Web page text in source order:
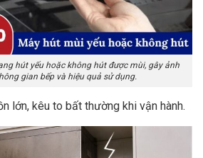
hút yếu hoặc không hút được mùi, gây ảnh
gian bếp và hiệu quả sử dụng.
lớn, kêu to bất thường khi vận hành.